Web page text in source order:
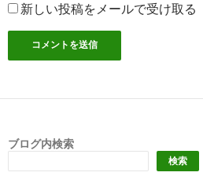
新しい投稿をメールで受け取る
ブログ内検索
検索